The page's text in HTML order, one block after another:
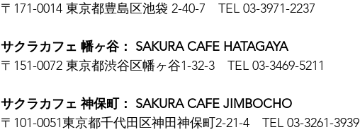
〒171-0014 東京都豊島区池袋 2-40-7　TEL 03-3971-2237
サクラカフェ 幡ヶ谷： SAKURA CAFE HATAGAYA
〒151-0072 東京都渋谷区幡ヶ谷1-32-3　TEL 03-3469-5211
サクラカフェ 神保町： SAKURA CAFE JIMBOCHO
〒101-0051東京都千代田区神田神保町2-21-4　TEL 03-3261-3939